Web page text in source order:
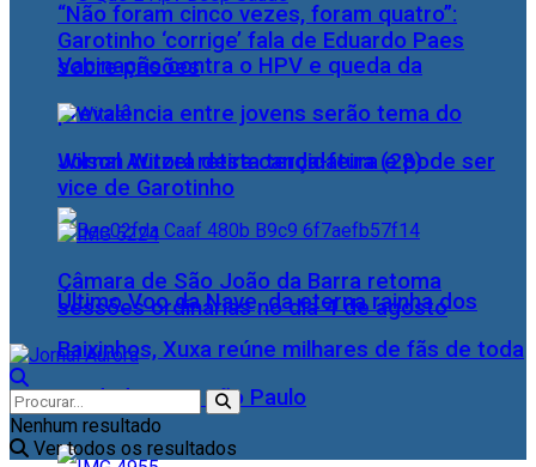
Vacinação contra o HPV e queda da
prevalência entre jovens serão tema do
Jornal Aurora desta terça-feira (28)
Último Voo da Nave, da eterna rainha dos
Baixinhos, Xuxa reúne milhares de fãs de toda
as idades, em São Paulo
“Não foram cinco vezes, foram quatro”:
Garotinho ‘corrige’ fala de Eduardo Paes
sobre prisões
Wilson Witzel retira candidatura e pode ser
vice de Garotinho
Câmara de São João da Barra retoma
sessões ordinárias no dia 4 de agosto
Nenhum resultado
Ver todos os resultados